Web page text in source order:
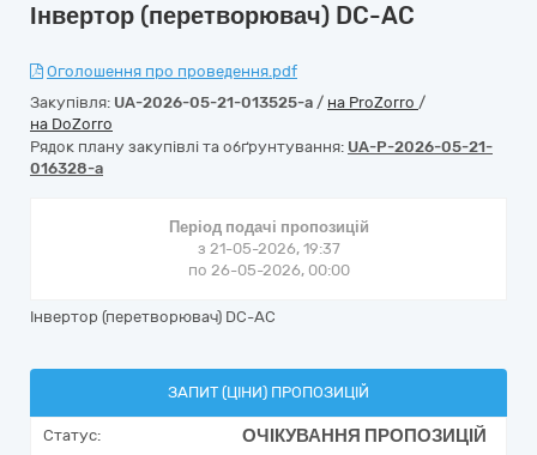
Інвертор (перетворювач) DC-AC
Оголошення про проведення.pdf
Закупівля: UA-2026-05-21-013525-a / на ProZorro /
на DoZorro
Рядок плану закупівлі та обґрунтування: UA-P-2026-05-21-
016328-a
Період подачі пропозицій
з 21-05-2026, 19:37
по 26-05-2026, 00:00
Інвертор (перетворювач) DC-AC
ЗАПИТ (ЦІНИ) ПРОПОЗИЦІЙ
Статус: ОЧІКУВАННЯ ПРОПОЗИЦІЙ